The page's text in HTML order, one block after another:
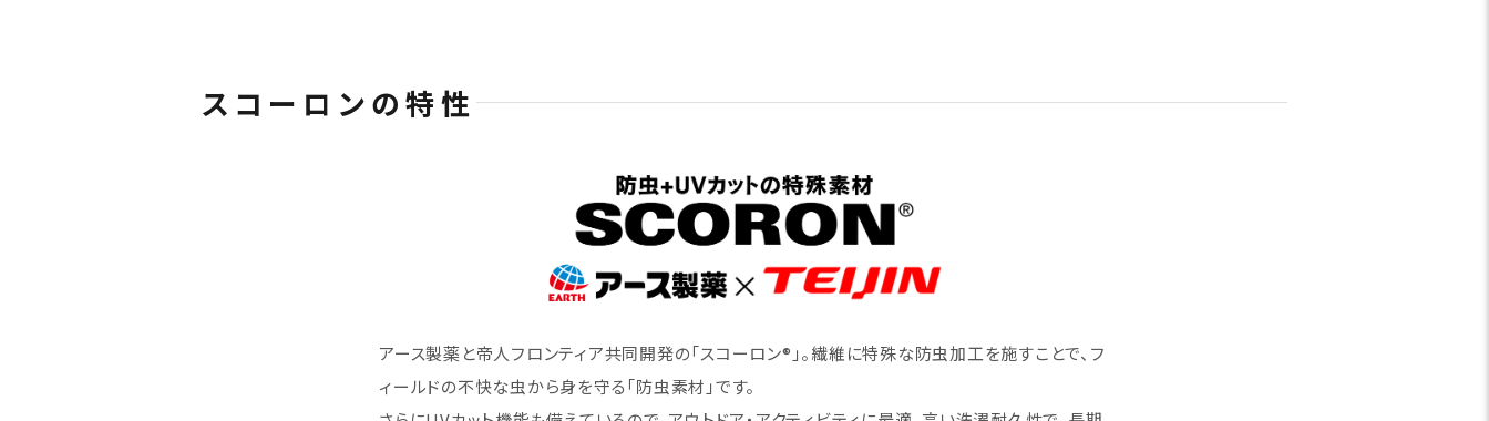
スコーロンの特性
アース製薬と帝人フロンティア共同開発の「スコーロン®」。繊維に特殊な防虫加工を施すことで、フ
ィールドの不快な虫から身を守る「防虫素材」です。